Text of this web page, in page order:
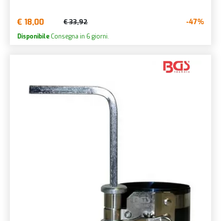
€ 18,00 € 33,92 -47%
Disponibile Consegna in 6 giorni.